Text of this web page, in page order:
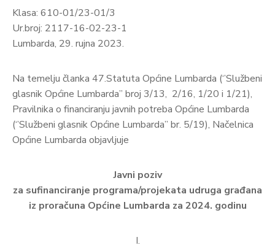
Klasa: 610-01/23-01/3
Ur.broj: 2117-16-02-23-1
Lumbarda, 29. rujna 2023.
Na temelju članka 47.Statuta Općine Lumbarda (‘’Službeni
glasnik Općine Lumbarda’’ broj 3/13, 2/16, 1/20 i 1/21),
Pravilnika o financiranju javnih potreba Općine Lumbarda
(‘’Službeni glasnik Općine Lumbarda’’ br. 5/19), Načelnica
Općine Lumbarda objavljuje
Javni poziv
za sufinanciranje programa/projekata udruga građana
iz proračuna Općine Lumbarda za 2024. godinu
I.